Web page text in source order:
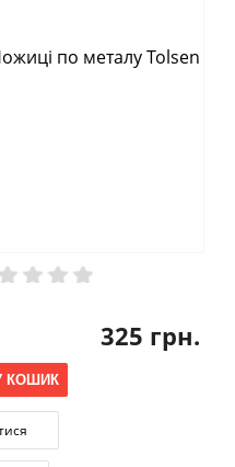
325 грн.
КОШИК